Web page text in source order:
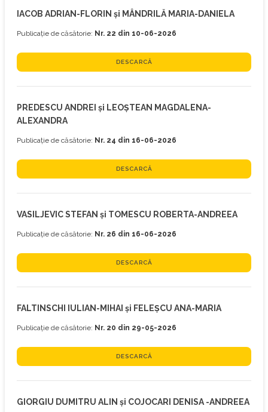
IACOB ADRIAN-FLORIN și MÂNDRILĂ MARIA-DANIELA
Publicație de căsătorie: Nr. 22 din 10-06-2026
DESCARCĂ
PREDESCU ANDREI și LEOȘTEAN MAGDALENA-
ALEXANDRA
Publicație de căsătorie: Nr. 24 din 16-06-2026
DESCARCĂ
VASILJEVIC STEFAN și TOMESCU ROBERTA-ANDREEA
Publicație de căsătorie: Nr. 26 din 16-06-2026
DESCARCĂ
FALTINSCHI IULIAN-MIHAI și FELEȘCU ANA-MARIA
Publicație de căsătorie: Nr. 20 din 29-05-2026
DESCARCĂ
GIORGIU DUMITRU ALIN și COJOCARI DENISA -ANDREEA